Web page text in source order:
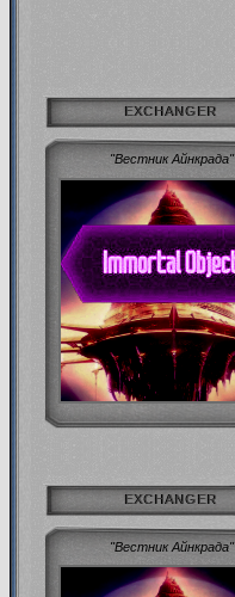
EXCHANGER
"Вестник Айнкрада"
EXCHANGER
"Вестник Айнкрада"